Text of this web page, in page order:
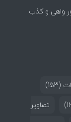
واهی و کذب
(153)
تصاویر